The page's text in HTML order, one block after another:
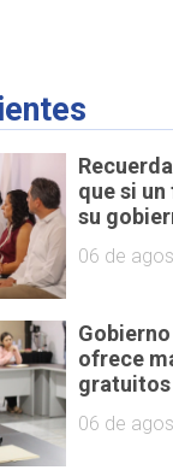
que si
su
06 de
ofrece
gratuitos
06 de